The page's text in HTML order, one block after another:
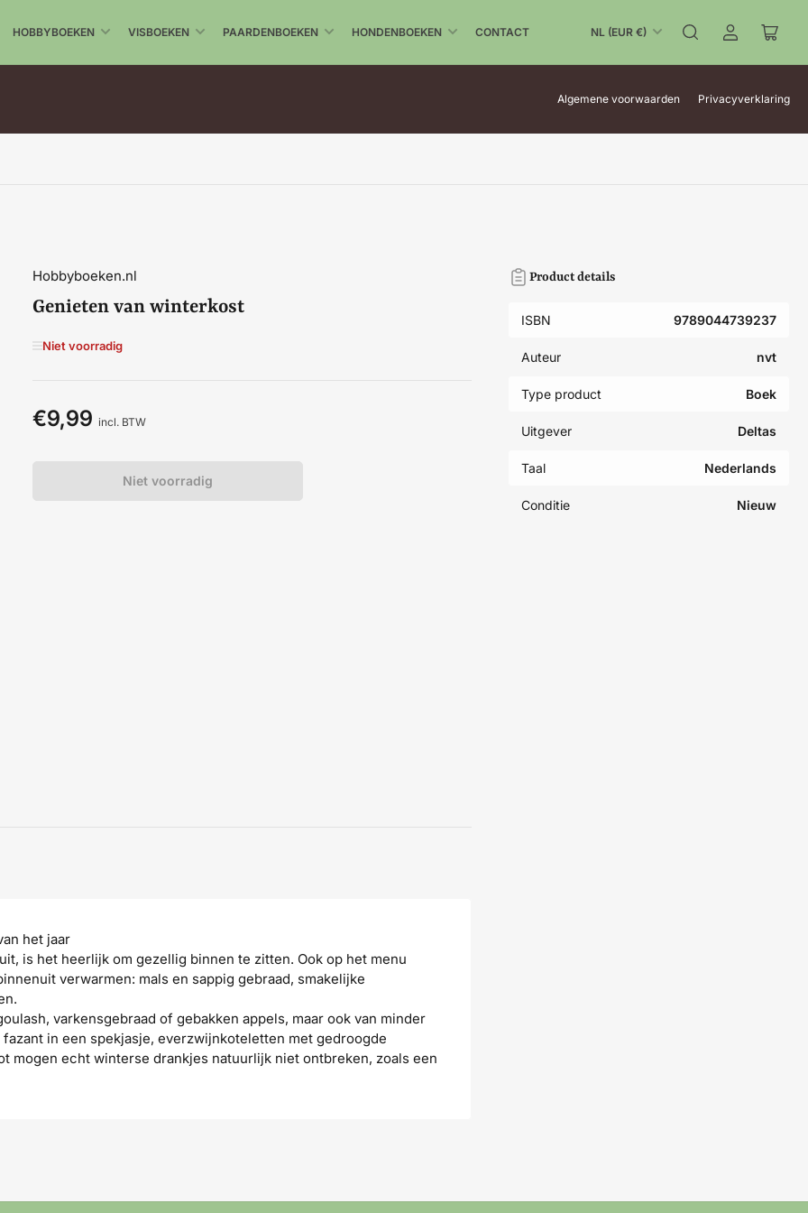
HOBBYBOEKEN VISBOEKEN PAARDENBOEKEN HONDENBOEKEN CONTACT
n
d
r
NL (EUR €) Aanmelden
Mini-
Algemene voorwaarden Privacyverklaring
Hobbyboeken.nl
Genieten van winterkost
Niet voorradig
Normale
€9,99 incl. BTW
Niet voorradig
Product details
ISBN 9789044739237
Auteur nvt
Type product Boek
Uitgever Deltas
Taal Nederlands
Conditie Nieuw
het jaar
is het heerlijk om gezellig binnen te zitten. Ook op het menu
verwarmen: mals en sappig gebraad, smakelijke
varkensgebraad of gebakken appels, maar ook van minder
in een spekjasje, everzwijnkoteletten met gedroogde
mogen echt winterse drankjes natuurlijk niet ontbreken, zoals een